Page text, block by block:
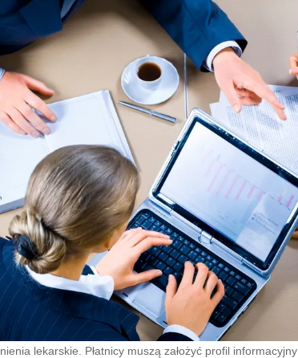
lekarskie. Płatnicy muszą założyć profil informacyjny